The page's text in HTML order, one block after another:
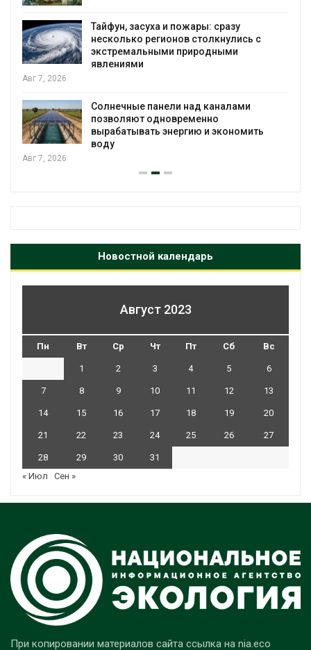
Тайфун, засуха и пожары: сразу
несколько регионов столкнулись с
экстремальными природными
явлениями
Авг 7, 2026
Солнечные панели над каналами
позволяют одновременно
вырабатывать энергию и экономить
воду
Авг 7, 2026
Новостной календарь
Август 2023
Пн Вт Ср Чт Пт Сб Вс
1 2 3 4 5 6
7 8 9 10 11 12 13
14 15 16 17 18 19 20
21 22 23 24 25 26 27
28 29 30
31
« Июл
Сен »
При копировании материалов сайта ссылка на nia.eco